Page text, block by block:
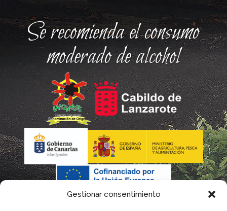
Gestionar consentimiento
Se recomienda el consumo
moderado de alcohol